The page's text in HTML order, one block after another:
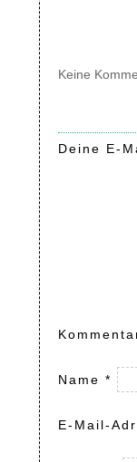
Keine
Deine E-
Name *
E-Mail-